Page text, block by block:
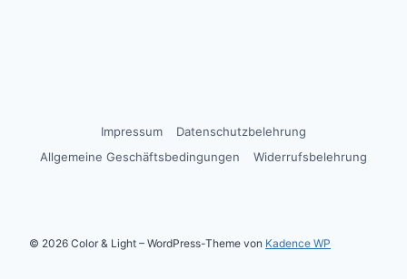
Impressum
Datenschutzbelehrung
Allgemeine Geschäftsbedingungen
Widerrufsbelehrung
© 2026 Color & Light – WordPress-Theme von Kadence WP